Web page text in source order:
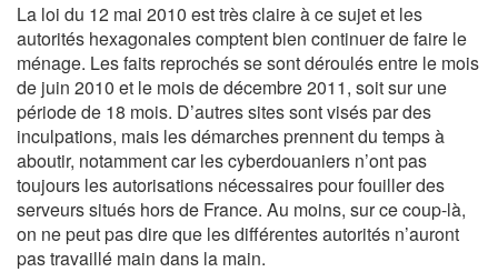
La loi du 12 mai 2010 est très claire à ce sujet et les
autorités hexagonales comptent bien continuer de faire le
ménage. Les faits reprochés se sont déroulés entre le mois
de juin 2010 et le mois de décembre 2011, soit sur une
période de 18 mois. D’autres sites sont visés par des
inculpations, mais les démarches prennent du temps à
aboutir, notamment car les cyberdouaniers n’ont pas
toujours les autorisations nécessaires pour fouiller des
serveurs situés hors de France. Au moins, sur ce coup-là,
on ne peut pas dire que les différentes autorités n’auront
pas travaillé main dans la main.